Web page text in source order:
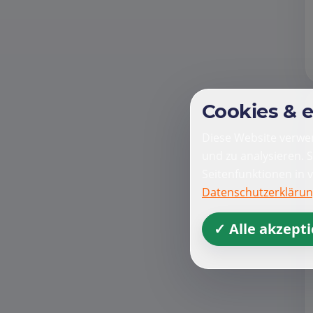
Cookies &
Diese Website
und zu analysieren.
Seitenfunktionen
✓ Alle